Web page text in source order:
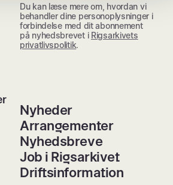
Du kan læse mere om, hvordan vi
behandler dine personoplysninger i
forbindelse med dit abonnement
på nyhedsbrevet i Rigsarkivets
privatlivspolitik.
Nyheder
Arrangementer
Nyhedsbreve
Job i Rigsarkivet
Driftsinformation